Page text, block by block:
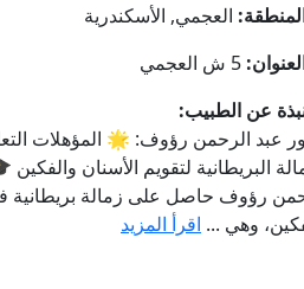
العجمي, الأسكندرية
5 ش العجمي
عن الطبيب:
عبد الرحمن رؤوف: 🌟 المؤهلات
البريطانية لتقويم الأسنان
رؤوف حاصل على زمالة بريطانية
وهي ... اقرأ المزيد